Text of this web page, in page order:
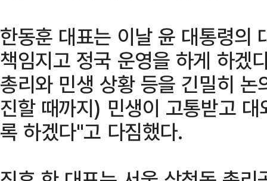
한동훈 대표는 이날 윤 대통령의
책임지고 정국 운영을 하게 하겠
총리와 민생 상황 등을 긴밀히
진할 때까지) 민생이 고통받고
록 하겠다"고 다짐했다.